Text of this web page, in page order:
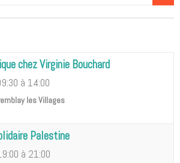
chez Virginie Bouchard
à 14:00
les Villages
Palestine
à 21:00